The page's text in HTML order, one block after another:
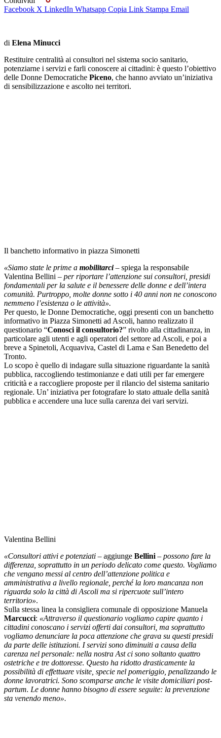
Facebook X LinkedIn Whatsapp Copia Link Stampa Email
di Elena Minucci
Restituire centralità ai consultori nel sistema socio sanitario,
potenziarne i servizi e farli conoscere ai cittadini: è questo l’obiettivo
delle Donne Democratiche Piceno, che hanno avviato un’iniziativa
di sensibilizzazione e ascolto nei territori.
Il banchetto informativo in piazza Simonetti
«Siamo state le prime a mobilitarci– spiega la responsabile
Valentina Bellini – per riportare l’attenzione sui consultori, presidi
fondamentali per la salute e il benessere delle donne e dell’intera
comunità. Purtroppo, molte donne sotto i 40 anni non ne conoscono
nemmeno l’esistenza o le attività».
Per questo, le Donne Democratiche, oggi presenti con un banchetto
informativo in Piazza Simonetti ad Ascoli, hanno realizzato il
questionario “Conosci il consultorio?” rivolto alla cittadinanza, in
particolare agli utenti e agli operatori del settore ad Ascoli, e poi a
breve a Spinetoli, Acquaviva, Castel di Lama e San Benedetto del
Tronto.
Lo scopo è quello di indagare sulla situazione riguardante la sanità
pubblica, raccogliendo testimonianze e dati utili per far emergere
criticità e a raccogliere proposte per il rilancio del sistema sanitario
regionale. Un’ iniziativa per fotografare lo stato attuale della sanità
pubblica e accendere una luce sulla carenza dei vari servizi.
Valentina Bellini
«Consultori attivi e potenziati – aggiunge Bellini – possono fare la
differenza, soprattutto in un periodo delicato come questo. Vogliamo
che vengano messi al centro dell’attenzione politica e
amministrativa a livello regionale, perché la loro mancanza non
riguarda solo la città di Ascoli ma si ripercuote sull’intero
territorio».
Sulla stessa linea la consigliera comunale di opposizione Manuela
Marcucci: «Attraverso il questionario vogliamo capire quanto i
cittadini conoscano i servizi offerti dai consultori, ma soprattutto
vogliamo denunciare la poca attenzione che grava su questi presidi
da parte delle istituzioni. I servizi sono diminuiti a causa della
carenza nel personale: nella nostra Ast ci sono soltanto quattro
ostetriche e tre dottoresse. Questo ha ridotto drasticamente la
possibilità di effettuare visite, specie nel pomeriggio, penalizzando le
donne lavoratrici. Sono scomparse anche le visite domiciliari post-
partum. Le donne hanno bisogno di essere seguite: la prevenzione
sta venendo meno».